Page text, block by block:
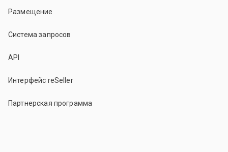
Размещение
Система запросов
API
Интерфейс reSeller
Партнерская программа